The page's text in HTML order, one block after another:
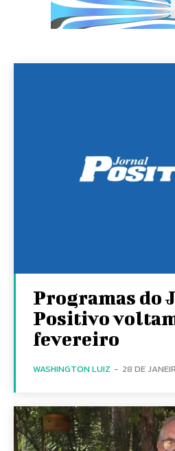
Programas do
Positivo
fevereiro
WASHINGTON LUIZ - 28 DE